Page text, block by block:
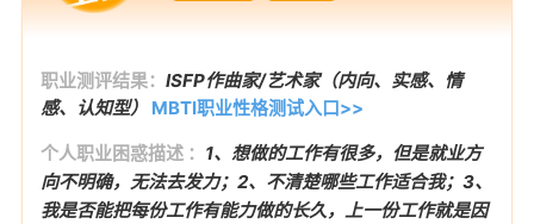
职业测评结果： ISFP作曲家/艺术家（内向、实感、情
感、认知型）
MBTI职业性格测试入口>>
个人职业困惑描述 ： 1、想做的工作有很多，但是就业方
向不明确，无法去发力；2、不清楚哪些工作适合我；3、
我是否能把每份工作有能力做的长久，上一份工作就是因